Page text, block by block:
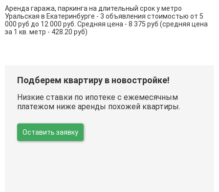
Аренда гаража, паркинга на длительный срок у метро
Уральская в Екатеринбурге - 3 объявления стоимостью от 5
000 руб до 12 000 руб. Средняя цена - 8 375 руб (средняя цена
за 1 кв. метр - 428.20 руб)
Подберем квартиру в новостройке!
Низкие ставки по ипотеке с ежемесячным
платежом ниже аренды похожей квартиры.
Оставить заявку